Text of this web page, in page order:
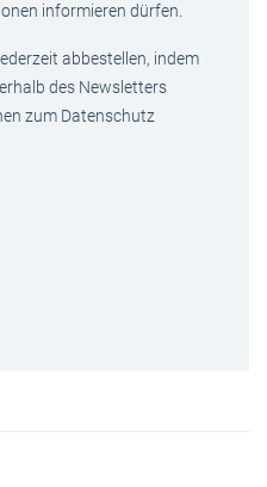
informieren dürfen.
abbestellen, indem
des Newsletters
zum Datenschutz